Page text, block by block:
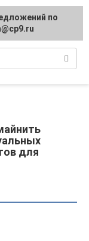
для
по